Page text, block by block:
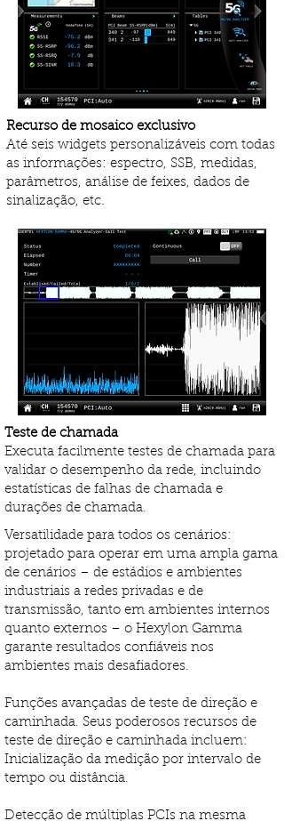
Recurso de mosaico exclusivo
Até seis widgets personalizáveis ​​com todas
as informações: espectro, SSB, medidas,
parâmetros, análise de feixes, dados de
sinalização, etc.
Teste de chamada
Executa facilmente testes de chamada para
validar o desempenho da rede, incluindo
estatísticas de falhas de chamada e
durações de chamada.
Versatilidade para todos os cenários:
projetado para operar em uma ampla gama
de cenários – de estádios e ambientes
industriais a redes privadas e de
transmissão, tanto em ambientes internos
quanto externos – o Hexylon Gamma
garante resultados confiáveis ​​nos
ambientes mais desafiadores.
Funções avançadas de teste de direção e
caminhada. Seus poderosos recursos de
teste de direção e caminhada incluem:
Inicialização da medição por intervalo de
tempo ou distância.
Detecção de múltiplas PCIs na mesma